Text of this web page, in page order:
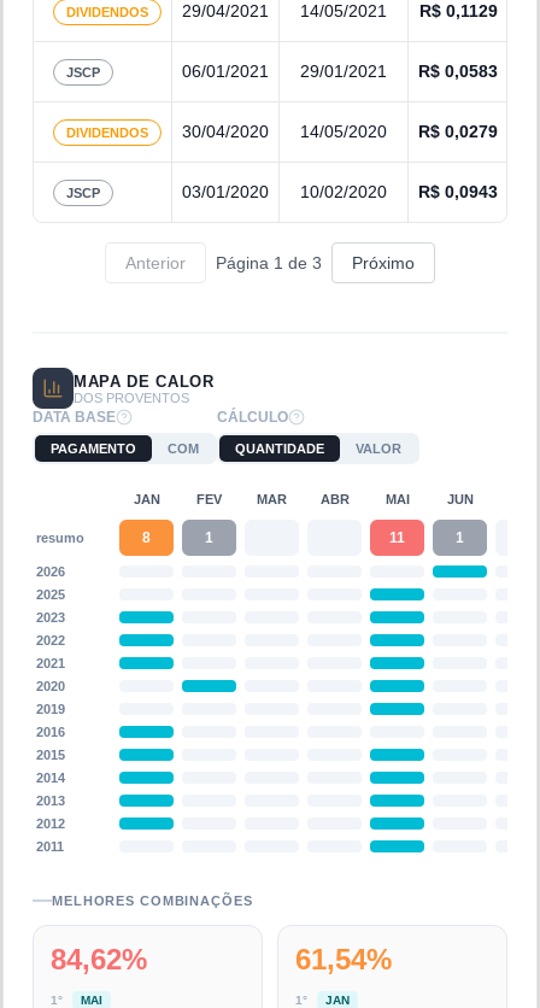
DIVIDENDOS 29/04/2021 14/05/2021 R$ 0,1129
JSCP 06/01/2021 29/01/2021 R$ 0,0583
DIVIDENDOS 30/04/2020 14/05/2020 R$ 0,0279
JSCP 03/01/2020 10/02/2020 R$ 0,0943
Anterior Página 1 de 3 Próximo
MAPA DE CALOR
DOS PROVENTOS
DATA BASE
PAGAMENTO COM
CÁLCULO
QUANTIDADE VALOR
JAN FEV MAR ABR MAI JUN
resumo 8 1 11 1
2026
2025
2023
2022
2021
2020
2019
2016
2015
2014
2013
2012
2011
MELHORES COMBINAÇÕES
84,62%
1° MAI
61,54%
1° JAN